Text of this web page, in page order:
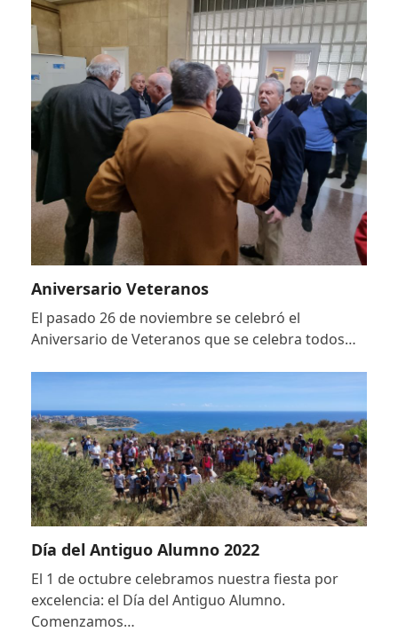
Aniversario Veteranos
El pasado 26 de noviembre se celebró el
Aniversario de Veteranos que se celebra todos…
Día del Antiguo Alumno 2022
El 1 de octubre celebramos nuestra fiesta por
excelencia: el Día del Antiguo Alumno.
Comenzamos…